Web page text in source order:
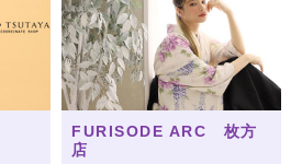
FURISODE ARC 枚方
店